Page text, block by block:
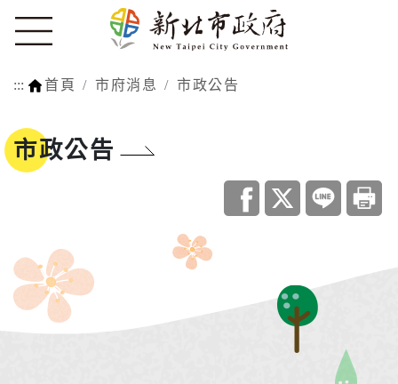
::: 首頁 市府消息 市政公告
市政公告